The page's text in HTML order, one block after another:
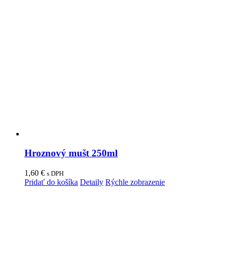
Hroznový mušt 250ml
1,60 € s DPH
Pridať do košíka Detaily Rýchle zobrazenie